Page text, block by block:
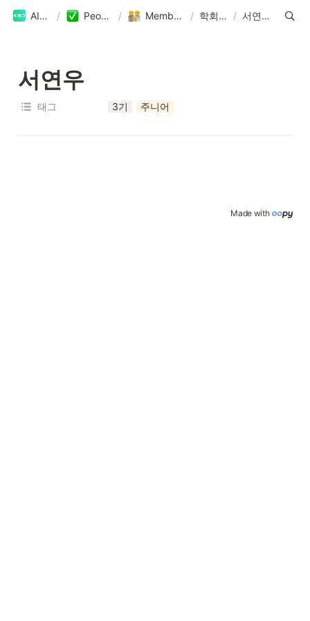
AIKU / People / Members / 학회원 / 서연우
서연우
태그 3기 주니어
Made with